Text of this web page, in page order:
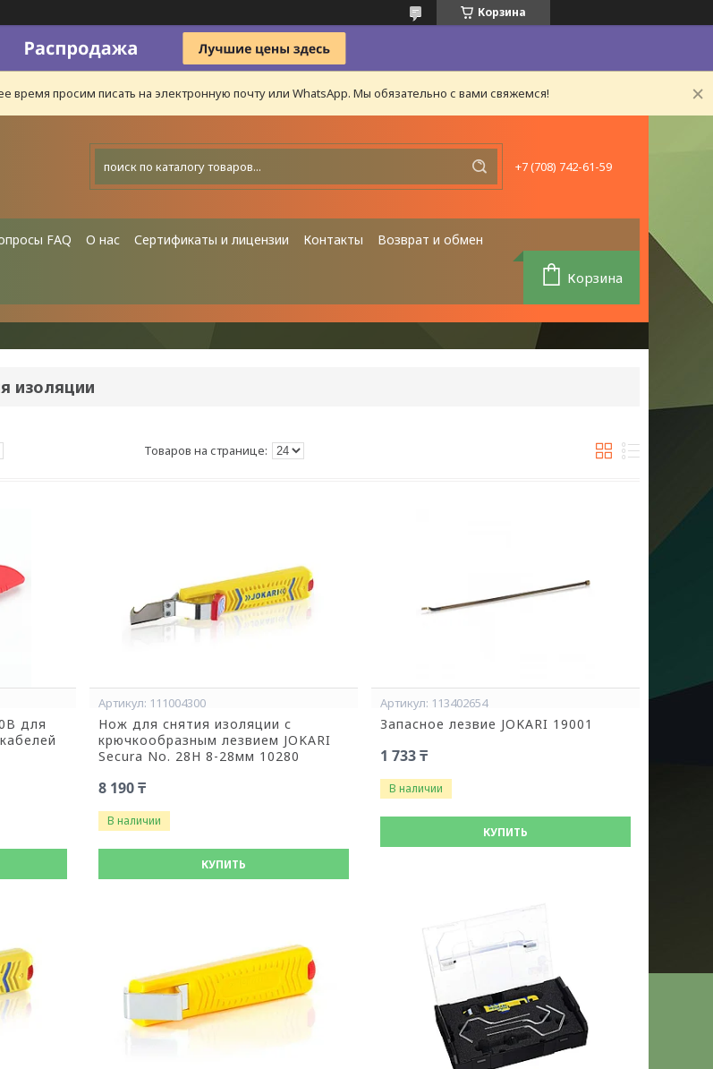
Корзина
время просим писать на электронную почту или WhatsApp. Мы обязательно с вами свяжемся!
+7 (708) 742-61-59
FAQ О нас Сертификаты и лицензии Контакты Возврат и обмен
Корзина
изоляции
для
111004300
Нож для снятия изоляции с
крючкообразным лезвием JOKARI
Secura No. 28H 8-28мм 10280
8 190 ₸
В наличии
КУПИТЬ
113402654
Запасное лезвие JOKARI 19001
1 733 ₸
В наличии
КУПИТЬ